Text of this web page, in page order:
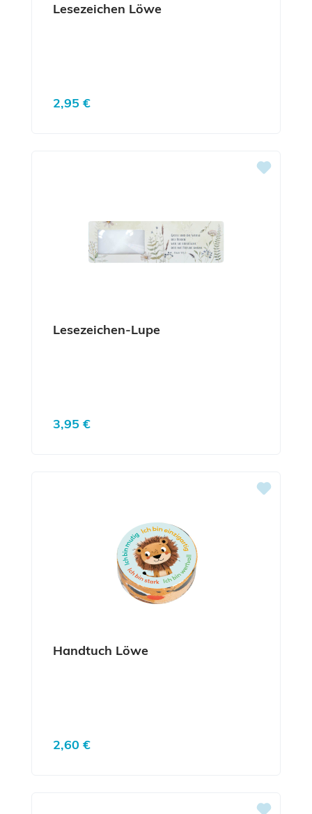
Lesezeichen Löwe
Regulärer Preis:
2,95 €
Lesezeichen-Lupe
Regulärer Preis:
3,95 €
Handtuch Löwe
Regulärer Preis:
2,60 €